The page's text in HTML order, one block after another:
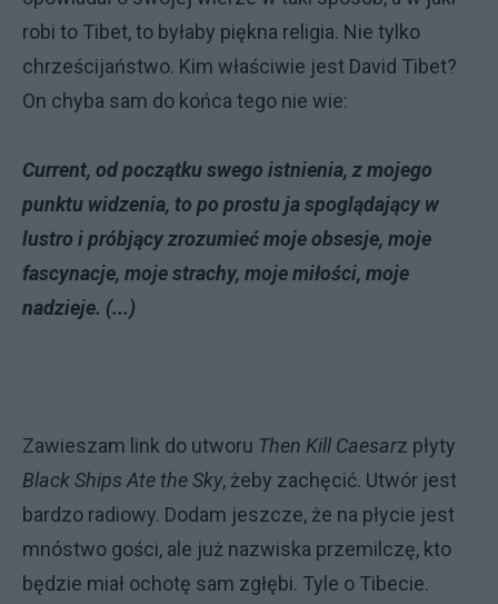
robi to Tibet, to byłaby piękna religia. Nie tylko
chrześcijaństwo. Kim właściwie jest David Tibet?
On chyba sam do końca tego nie wie:
Current, od początku swego istnienia, z mojego
punktu widzenia, to po prostu ja spoglądający w
lustro i próbjący zrozumieć moje obsesje, moje
fascynacje, moje strachy, moje miłości, moje
nadzieje. (...)
Zawieszam link do utworu Then Kill Caesarz płyty
Black Ships Ate the Sky, żeby zachęcić. Utwór jest
bardzo radiowy. Dodam jeszcze, że na płycie jest
mnóstwo gości, ale już nazwiska przemilczę, kto
będzie miał ochotę sam zgłębi. Tyle o Tibecie.